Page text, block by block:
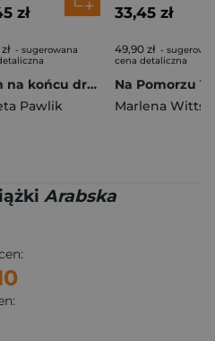
zł
- sugerowana
Dom na końcu drogi
Pawlik
33,45 zł
49,90 zł -
cena detaliczna
Marlena
Arabska